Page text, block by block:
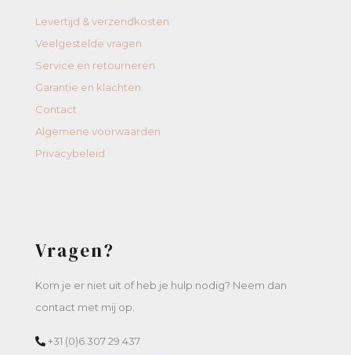
Levertijd & verzendkosten
Veelgestelde vragen
Service en retourneren
Garantie en klachten
Contact
Algemene voorwaarden
Privacybeleid
Vragen?
Kom je er niet uit of heb je hulp nodig? Neem dan
contact met mij op.
+31 (0)6 307 29 437